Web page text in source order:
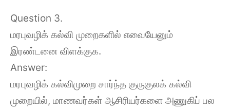
Question 3.
மரபுவழிக் கல்வி முறைகளில் எவையேனும்
இரண்டனை விளக்குக.
Answer:
மரபுவழிக் கல்விமுறை சார்ந்த குருகுலக் கல்வி
முறையில், மாணவர்கள் ஆசிரியர்களை அணுகிப் பல